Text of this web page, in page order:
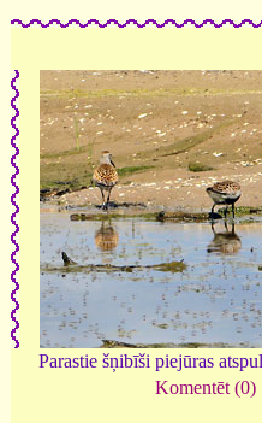
Parastie šņibīši piejūras
Komentēt (0)